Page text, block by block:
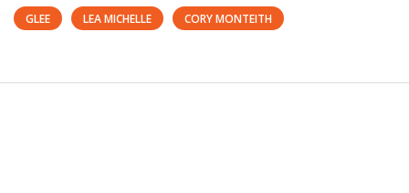
GLEE LEA MICHELLE CORY MONTEITH